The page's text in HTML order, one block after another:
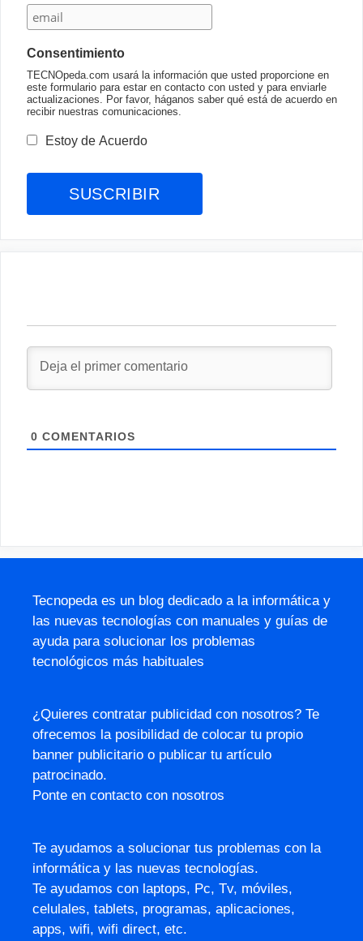
Consentimiento
TECNOpeda.com usará la información que usted proporcione en
este formulario para estar en contacto con usted y para enviarle
actualizaciones. Por favor, háganos saber qué está de acuerdo en
recibir nuestras comunicaciones.
Estoy de Acuerdo
0 COMENTARIOS
Tecnopeda es un blog dedicado a la informática y
las nuevas tecnologías con manuales y guías de
ayuda para solucionar los problemas
tecnológicos más habituales
¿Quieres contratar publicidad con nosotros? Te
ofrecemos la posibilidad de colocar tu propio
banner publicitario o publicar tu artículo
patrocinado.
Ponte en contacto con nosotros
Te ayudamos a solucionar tus problemas con la
informática y las nuevas tecnologías.
Te ayudamos con laptops, Pc, Tv, móviles,
celulales, tablets, programas, aplicaciones,
apps, wifi, wifi direct, etc.